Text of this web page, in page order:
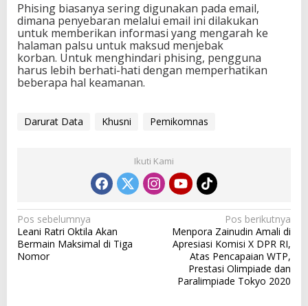
Phising biasanya sering digunakan pada email,
dimana penyebaran melalui email ini dilakukan
untuk memberikan informasi yang mengarah ke
halaman palsu untuk maksud menjebak
korban. Untuk menghindari phising, pengguna
harus lebih berhati-hati dengan memperhatikan
beberapa hal keamanan.
Darurat Data Khusni Pemikomnas
Ikuti Kami
N
a
v
Pos sebelumnya
Leani Ratri Oktila Akan
Bermain Maksimal di Tiga
Nomor
Pos berikutnya
Menpora Zainudin Amali di
Apresiasi Komisi X DPR RI,
Atas Pencapaian WTP,
Prestasi Olimpiade dan
Paralimpiade Tokyo 2020